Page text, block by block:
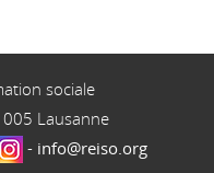
sociale
Lausanne
- info@reiso.org